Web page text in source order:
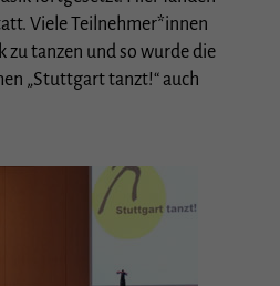
Viele Teilnehmer*innen
zu tanzen und so wurde die
„Stuttgart tanzt!“ auch